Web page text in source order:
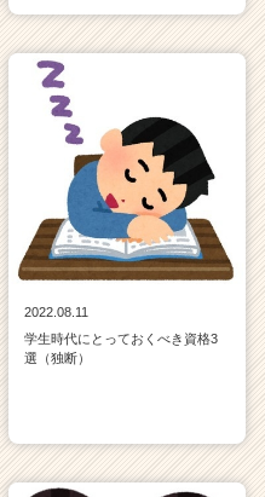
2022.08.11
学生時代にとっておくべき資格3
選（独断）